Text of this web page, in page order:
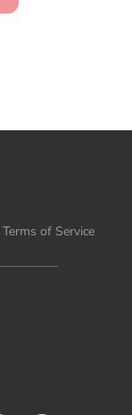
Terms of Service